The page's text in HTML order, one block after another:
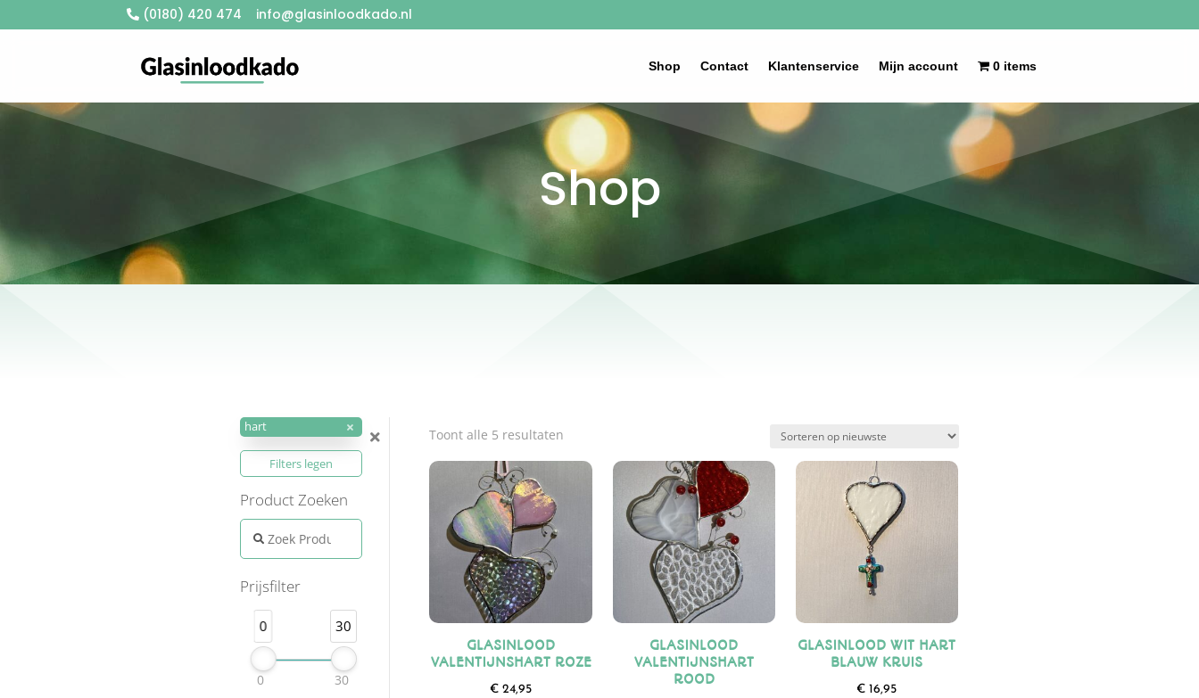
(0180) 420 474 info@glasinloodkado.nl
Shop Contact Klantenservice Mijn account 0 items
Shop
hart
Filters legen
Product Zoeken
Search products:
Prijsfilter
0 30
0 30
Toont alle 5 resultaten
nieuwste
GLASINLOOD
VALENTIJNSHART ROZE
€ 24,95
GLASINLOOD
VALENTIJNSHART
ROOD
GLASINLOOD WIT HART
BLAUW KRUIS
€ 16,95